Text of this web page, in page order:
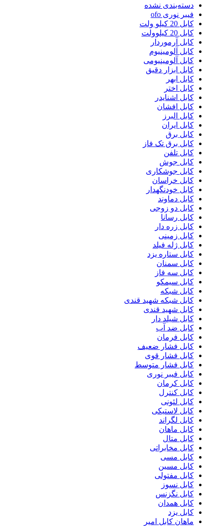
دسته‌بندی نشده
فیبر نوری ofo
کابل 20 کیلو ولت
کابل 20 کیلوولت
کابل آرموردار
کابل آلومینیوم
کابل آلومینیومی
کابل ابزار دقیق
کابل ابهر
کابل اختر
کابل اشنایدر
کابل افشان
کابل البرز
کابل ایران
کابل برق
کابل برق تک فاز
کابل تلفن
کابل جوش
کابل جوشکاری
کابل خراسان
کابل خودنگهدار
کابل دماوند
کابل دو زوجی
کابل رسانا
کابل زره دار
کابل زمینی
کابل ژله فیلد
کابل ستاره یزد
کابل سمنان
کابل سه فاز
کابل سیمکو
کابل شبکه
کابل شبکه شهید قندی
کابل شهید قندی
کابل شیلد دار
کابل ضد آب
کابل فرمان
کابل فشار ضعیف
کابل فشار قوی
کابل فشار متوسط
کابل فیبر نوری
کابل کرمان
کابل کنترل
کابل لئونی
کابل لاستیکی
کابل لگراند
کابل ماهان
کابل متال
کابل مخابراتی
کابل مسی
کابل مسین
کابل مفتولی
کابل نسوز
کابل نگزنس
کابل همدان
کابل یزد
ماهان کابل امیر